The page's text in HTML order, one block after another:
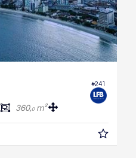
#241
360,0m²